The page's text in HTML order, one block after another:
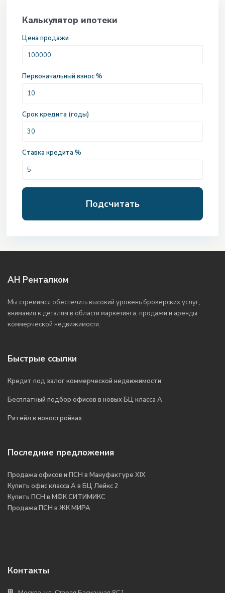
Калькулятор ипотеки
Цена продажи
Первоначальный взнос %
Срок кредита (годы)
Ставка кредита %
Подсчитать
АН Ренталком
Мы стремимся обеспечить высокий уровень брокерских услуг,
внимания к деталям в области маркетинга, продажи и аренды
коммерческой недвижимости.
Быстрые ссылки
Кредит под залог коммерческой недвижимости
Бесплатный подбор офисов в новых БЦ класса А
Ритейл в новостройках
Последние предложения
Продажа офисов и ПСН в Мануфактуре XIX
Купить офис класса А в БЦ Лейкс 2
Купить ПСН в МФК СИТИМИКС
Продажа ПСН в ЖК МИРА
Контакты